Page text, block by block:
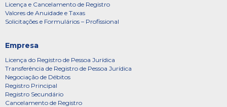
Licença e Cancelamento de Registro
Valores de Anuidade e Taxas
Solicitações e Formulários – Profissional
Empresa
Licença do Registro de Pessoa Jurídica
Transferência de Registro de Pessoa Jurídica
Negociação de Débitos
Registro Principal
Registro Secundário
Cancelamento de Registro